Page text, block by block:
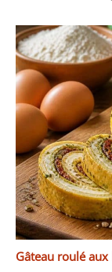
Gâteau roulé